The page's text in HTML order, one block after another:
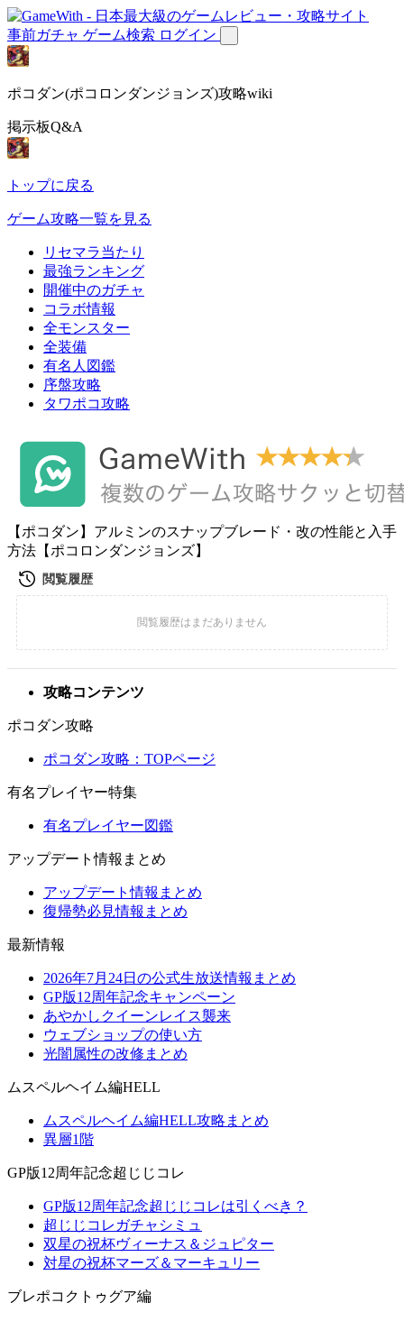
事前ガチャ ゲーム検索 ログイン
ポコダン(ポコロンダンジョンズ)攻略wiki
掲示板Q&A
トップに戻る
ゲーム攻略一覧を見る
リセマラ当たり
最強ランキング
開催中のガチャ
コラボ情報
全モンスター
全装備
有名人図鑑
序盤攻略
タワポコ攻略
【ポコダン】アルミンのスナップブレード・改の性能と入手
方法【ポコロンダンジョンズ】
攻略コンテンツ
ポコダン攻略
ポコダン攻略：TOPページ
有名プレイヤー特集
有名プレイヤー図鑑
アップデート情報まとめ
アップデート情報まとめ
復帰勢必見情報まとめ
最新情報
2026年7月24日の公式生放送情報まとめ
GP版12周年記念キャンペーン
あやかしクイーンレイス襲来
ウェブショップの使い方
光闇属性の改修まとめ
ムスペルヘイム編HELL
ムスペルヘイム編HELL攻略まとめ
異層1階
GP版12周年記念超じじコレ
GP版12周年記念超じじコレは引くべき？
超じじコレガチャシミュ
双星の祝杯ヴィーナス＆ジュピター
対星の祝杯マーズ＆マーキュリー
ブレポコクトゥグア編